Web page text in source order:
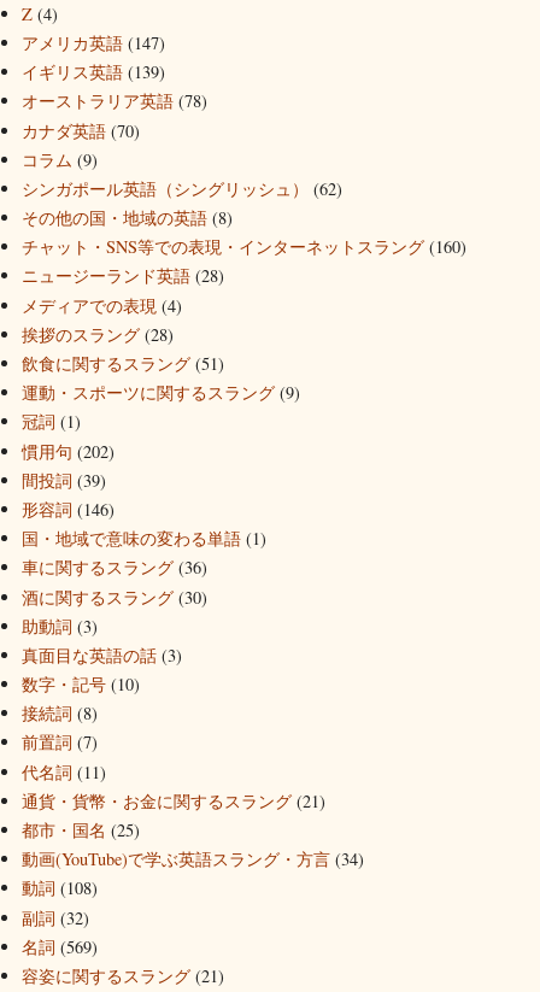
Z (4)
アメリカ英語 (147)
イギリス英語 (139)
オーストラリア英語 (78)
カナダ英語 (70)
コラム (9)
シンガポール英語（シングリッシュ）
(62)
その他の国・地域の英語 (8)
チャット・SNS等での表現・インターネットスラング (160)
ニュージーランド英語 (28)
メディアでの表現 (4)
挨拶のスラング (28)
飲食に関するスラング (51)
運動・スポーツに関するスラング (9)
冠詞 (1)
慣用句 (202)
間投詞 (39)
形容詞 (146)
国・地域で意味の変わる単語 (1)
車に関するスラング (36)
酒に関するスラング (30)
助動詞 (3)
真面目な英語の話 (3)
数字・記号 (10)
接続詞 (8)
前置詞 (7)
代名詞 (11)
通貨・貨幣・お金に関するスラング (21)
都市・国名 (25)
動画(YouTube)で学ぶ英語スラング・方言 (34)
動詞 (108)
副詞 (32)
名詞 (569)
容姿に関するスラング (21)